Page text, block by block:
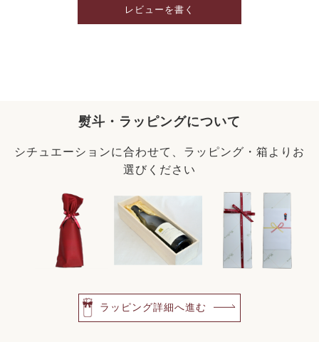
レビューを書く
熨斗・ラッピングについて
シチュエーションに合わせて、ラッピング・箱よりお
選びください
ラッピング詳細へ進む